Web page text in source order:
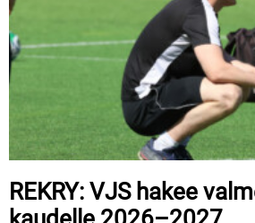
REKRY: VJS hakee